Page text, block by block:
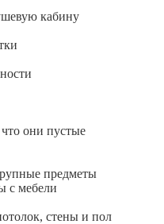
кабину
они пустые
предметы
с мебели
стены и пол